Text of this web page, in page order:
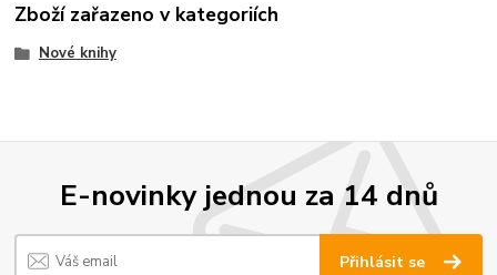
Zboží zařazeno v kategoriích
Nové knihy
E-novinky jednou za 14 dnů
Přihlásit se